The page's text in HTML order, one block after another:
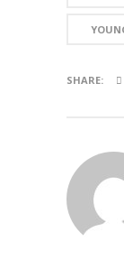
SHARE: